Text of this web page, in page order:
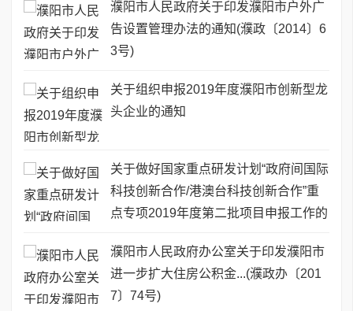
濮阳市人民政府关于印发濮阳市户外广
告设置管理办法的通知(濮政〔2014〕6
3号)
关于组织申报2019年度濮阳市创新型龙
头企业的通知
关于做好国家重点研发计划“政府间国际
科技创新合作/港澳台科技创新合作”重
点专项2019年度第二批项目申报工作的
濮阳市人民政府办公室关于印发濮阳市
进一步扩大住房公积金...(濮政办〔201
7〕74号)